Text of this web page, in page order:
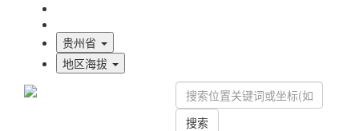
贵州省
地区海拔
搜索